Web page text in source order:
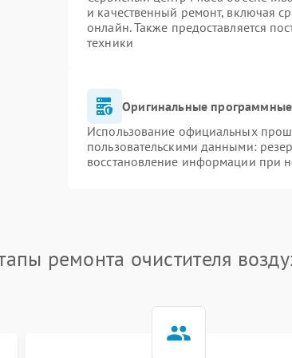
и качественный ремонт, включая
онлайн. Также предоставляется
техники
Оригинальные
Использование официальных
пользовательскими данными:
восстановление информации при
ремонта очистителя